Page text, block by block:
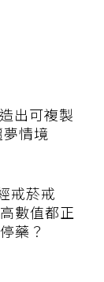
出可複製
情境
戒菸戒
數值都正
藥？